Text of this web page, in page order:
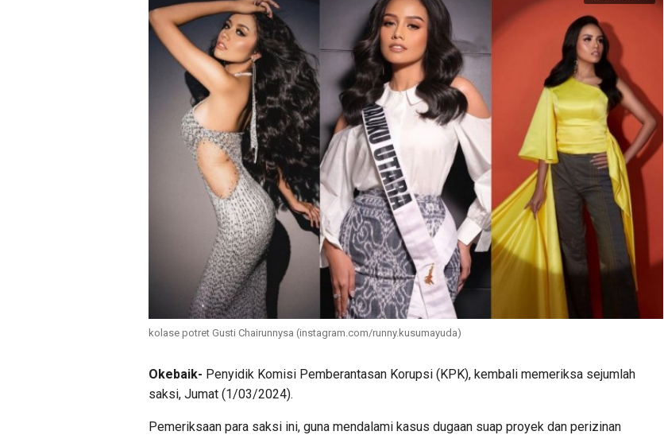
kolase potret Gusti Chairunnysa (instagram.com/runny.kusumayuda)
Okebaik- Penyidik Komisi Pemberantasan Korupsi (KPK), kembali memeriksa sejumlah
saksi, Jumat (1/03/2024).
Pemeriksaan para saksi ini, guna mendalami kasus dugaan suap proyek dan perizinan